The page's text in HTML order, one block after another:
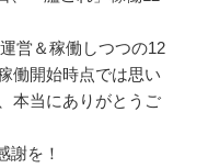
営＆稼働しつつの12
働開始時点では思い
本当にありがとうご
を！